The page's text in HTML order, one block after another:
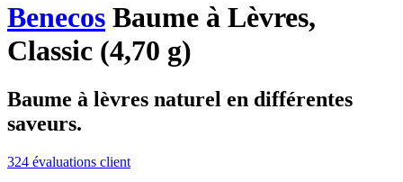
Benecos Baume à Lèvres,
Classic (4,70 g)
Baume à lèvres naturel en différentes
saveurs.
324 évaluations client